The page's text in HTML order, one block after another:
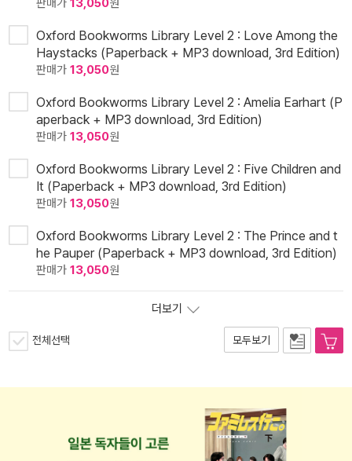
판매가 13,050원
Oxford Bookworms Library Level 2 : Love Among the
Haystacks (Paperback + MP3 download, 3rd Edition)
판매가 13,050원
Oxford Bookworms Library Level 2 : Amelia Earhart (P
aperback + MP3 download, 3rd Edition)
판매가 13,050원
Oxford Bookworms Library Level 2 : Five Children and
It (Paperback + MP3 download, 3rd Edition)
판매가 13,050원
Oxford Bookworms Library Level 2 : The Prince and t
he Pauper (Paperback + MP3 download, 3rd Edition)
판매가 13,050원
더보기
전체선택 모두보기